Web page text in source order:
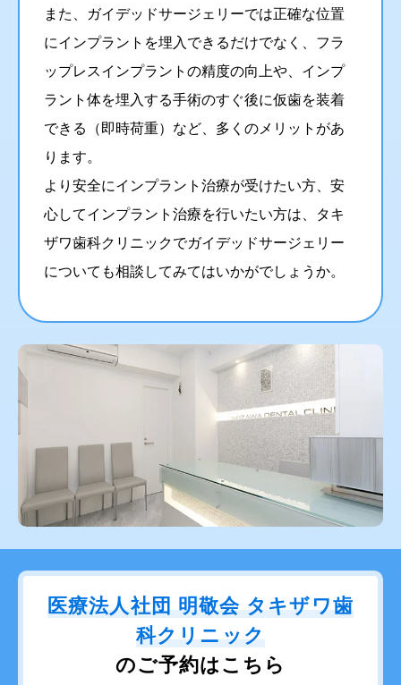
また、ガイデッドサージェリーでは正確な位置
にインプラントを埋入できるだけでなく、フラ
ップレスインプラントの精度の向上や、インプ
ラント体を埋入する手術のすぐ後に仮歯を装着
できる（即時荷重）など、多くのメリットがあ
ります。
より安全にインプラント治療が受けたい方、安
心してインプラント治療を行いたい方は、タキ
ザワ歯科クリニックでガイデッドサージェリー
についても相談してみてはいかがでしょうか。
医療法人社団 明敬会 タキザワ歯
科クリニック
のご予約はこちら